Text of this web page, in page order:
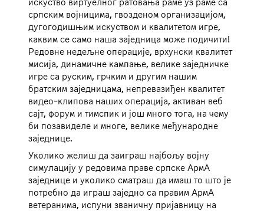
искуство виртуелног ратовања раме уз раме са
српским војницима, гвозденом организацијом,
дугогодишњим искуством и квалитетом игре,
каквим се само наша заједница може подичити!
Редовне недељне операције, врхунски квалитет
мисија, динамичне кампање, велике заједничке
игре са руским, грчким и другим нашим
братским заједницама, непревазиђен квалитет
видео-клипова наших операција, активан веб
сајт, форум и тимспик и још много тога, на чему
би позавиделе и многе, велике међународне
заједнице.
Уколико желиш да заиграш најбољу војну
симулацију у редовима праве српске АрмА
заједнице и уколико сматраш да имаш то што је
потребно да играш заједно са правим АрмА
ветеранима, испуни званичну пријавницу на